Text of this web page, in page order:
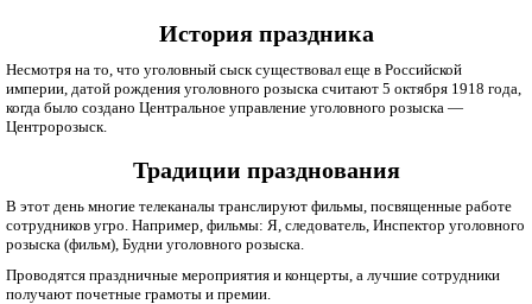
История праздника
Несмотря на то, что уголовный сыск существовал еще в Российской
империи, датой рождения уголовного розыска считают 5 октября 1918 года,
когда было создано Центральное управление уголовного розыска —
Центророзыск.
Традиции празднования
В этот день многие телеканалы транслируют фильмы, посвященные работе
сотрудников угро. Например, фильмы: Я, следователь, Инспектор уголовного
розыска (фильм), Будни уголовного розыска.
Проводятся праздничные мероприятия и концерты, а лучшие сотрудники
получают почетные грамоты и премии.